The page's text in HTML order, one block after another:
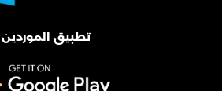
تطبيق الموردين